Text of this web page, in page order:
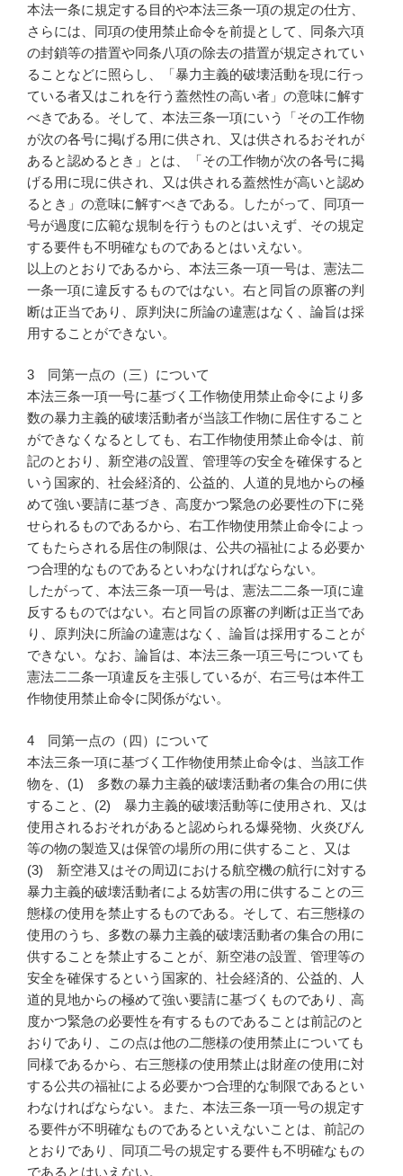
本法一条に規定する目的や本法三条一項の規定の仕方、
さらには、同項の使用禁止命令を前提として、同条六項
の封鎖等の措置や同条八項の除去の措置が規定されてい
ることなどに照らし、「暴力主義的破壊活動を現に行っ
ている者又はこれを行う蓋然性の高い者」の意味に解す
べきである。そして、本法三条一項にいう「その工作物
が次の各号に掲げる用に供され、又は供されるおそれが
あると認めるとき」とは、「その工作物が次の各号に掲
げる用に現に供され、又は供される蓋然性が高いと認め
るとき」の意味に解すべきである。したがって、同項一
号が過度に広範な規制を行うものとはいえず、その規定
する要件も不明確なものであるとはいえない。
以上のとおりであるから、本法三条一項一号は、憲法二
一条一項に違反するものではない。右と同旨の原審の判
断は正当であり、原判決に所論の違憲はなく、論旨は採
用することができない。
3 同第一点の（三）について
本法三条一項一号に基づく工作物使用禁止命令により多
数の暴力主義的破壊活動者が当該工作物に居住すること
ができなくなるとしても、右工作物使用禁止命令は、前
記のとおり、新空港の設置、管理等の安全を確保すると
いう国家的、社会経済的、公益的、人道的見地からの極
めて強い要請に基づき、高度かつ緊急の必要性の下に発
せられるものであるから、右工作物使用禁止命令によっ
てもたらされる居住の制限は、公共の福祉による必要か
つ合理的なものであるといわなければならない。
したがって、本法三条一項一号は、憲法二二条一項に違
反するものではない。右と同旨の原審の判断は正当であ
り、原判決に所論の違憲はなく、論旨は採用することが
できない。なお、論旨は、本法三条一項三号についても
憲法二二条一項違反を主張しているが、右三号は本件工
作物使用禁止命令に関係がない。
4 同第一点の（四）について
本法三条一項に基づく工作物使用禁止命令は、当該工作
物を、(1) 多数の暴力主義的破壊活動者の集合の用に供
すること、(2) 暴力主義的破壊活動等に使用され、又は
使用されるおそれがあると認められる爆発物、火炎びん
等の物の製造又は保管の場所の用に供すること、又は
(3) 新空港又はその周辺における航空機の航行に対する
暴力主義的破壊活動者による妨害の用に供することの三
態様の使用を禁止するものである。そして、右三態様の
使用のうち、多数の暴力主義的破壊活動者の集合の用に
供することを禁止することが、新空港の設置、管理等の
安全を確保するという国家的、社会経済的、公益的、人
道的見地からの極めて強い要請に基づくものであり、高
度かつ緊急の必要性を有するものであることは前記のと
おりであり、この点は他の二態様の使用禁止についても
同様であるから、右三態様の使用禁止は財産の使用に対
する公共の福祉による必要かつ合理的な制限であるとい
わなければならない。また、本法三条一項一号の規定す
る要件が不明確なものであるといえないことは、前記の
とおりであり、同項二号の規定する要件も不明確なもの
であるとはいえない。